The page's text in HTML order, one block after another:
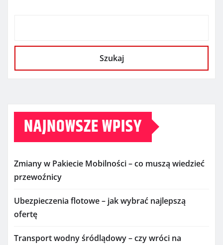
Szukaj
NAJNOWSZE WPISY
Zmiany w Pakiecie Mobilności – co muszą wiedzieć
przewoźnicy
Ubezpieczenia flotowe – jak wybrać najlepszą
ofertę
Transport wodny śródlądowy – czy wróci na